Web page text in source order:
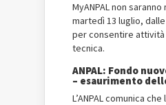
MyANPAL non
martedì 13 luglio, dalle
per consentire attività
tecnica.
ANPAL: Fondo
– esaurimento
L’ANPAL comunica